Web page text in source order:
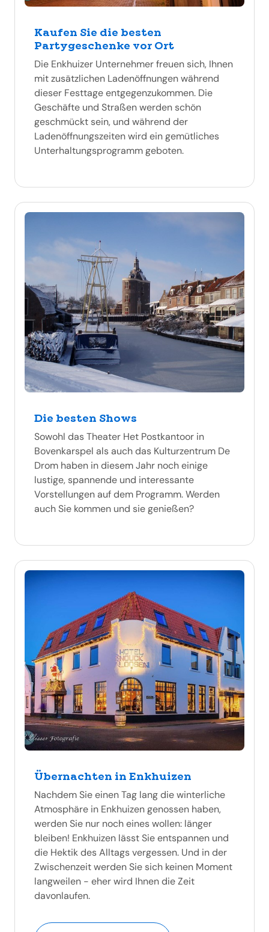
Kaufen Sie die besten
Partygeschenke vor Ort
Die Enkhuizer Unternehmer freuen sich, Ihnen
mit zusätzlichen Ladenöffnungen während
dieser Festtage entgegenzukommen. Die
Geschäfte und Straßen werden schön
geschmückt sein, und während der
Ladenöffnungszeiten wird ein gemütliches
Unterhaltungsprogramm geboten.
Die besten Shows
Sowohl das Theater Het Postkantoor in
Bovenkarspel als auch das Kulturzentrum De
Drom haben in diesem Jahr noch einige
lustige, spannende und interessante
Vorstellungen auf dem Programm. Werden
auch Sie kommen und sie genießen?
Übernachten in Enkhuizen
Nachdem Sie einen Tag lang die winterliche
Atmosphäre in Enkhuizen genossen haben,
werden Sie nur noch eines wollen: länger
bleiben! Enkhuizen lässt Sie entspannen und
die Hektik des Alltags vergessen. Und in der
Zwischenzeit werden Sie sich keinen Moment
langweilen - eher wird Ihnen die Zeit
davonlaufen.